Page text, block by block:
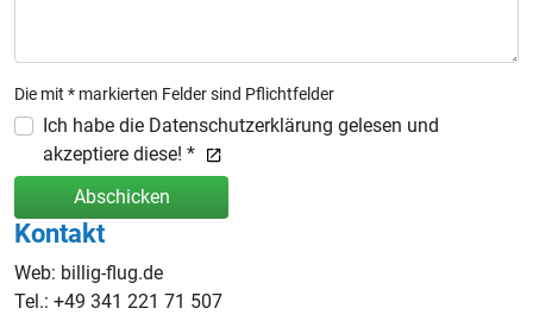
Die mit * markierten Felder sind Pflichtfelder
Ich habe die Datenschutzerklärung gelesen und
akzeptiere diese! *
Abschicken
Kontakt
Web: billig-flug.de
Tel.: +49 341 221 71 507